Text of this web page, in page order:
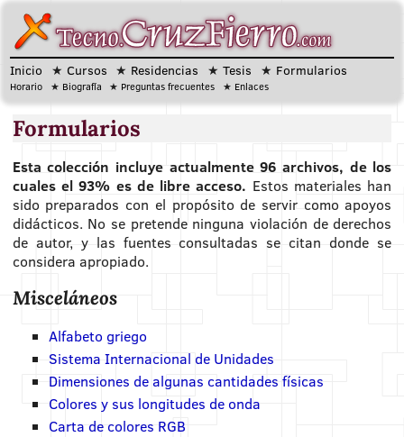
Inicio Cursos Residencias Tesis Formularios
Horario Biografía Preguntas frecuentes Enlaces
Formularios
Esta colección incluye actualmente 96 archivos, de los
cuales el 93% es de libre acceso. Estos materiales han
sido preparados con el propósito de servir como apoyos
didácticos. No se pretende ninguna violación de derechos
de autor, y las fuentes consultadas se citan donde se
considera apropiado.
Misceláneos
Alfabeto griego
Sistema Internacional de Unidades
Dimensiones de algunas cantidades físicas
Colores y sus longitudes de onda
Carta de colores RGB